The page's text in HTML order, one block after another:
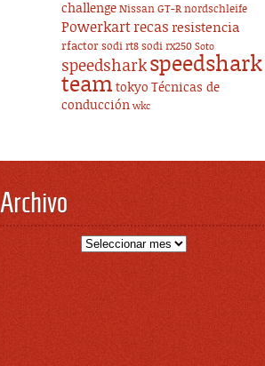
challenge Nissan GT-R nordschleife
Powerkart recas resistencia
rfactor sodi rt8 sodi rx250 Soto
speedshark speedshark
team tokyo Técnicas de
conducción wkc
Archivo